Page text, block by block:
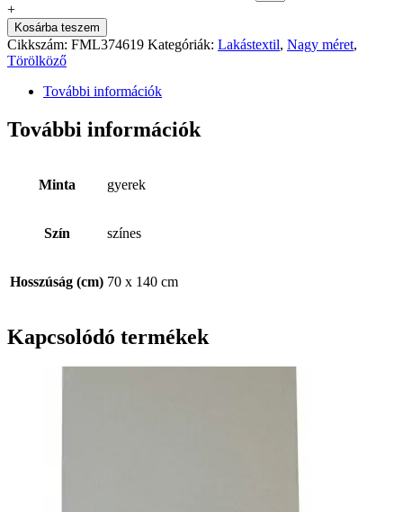
+
Kosárba teszem
Cikkszám: FML374619 Kategóriák: Lakástextil, Nagy méret,
Törölköző
További információk
További információk
Minta gyerek
Szín színes
Hosszúság (cm) 70 x 140 cm
Kapcsolódó termékek